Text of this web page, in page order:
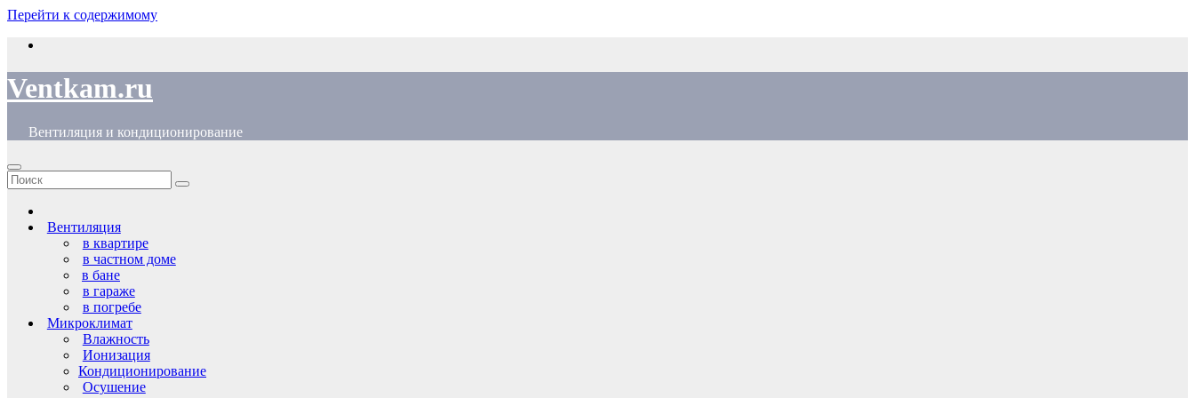
Перейти к содержимому
Ventkam.ru
Вентиляция и кондиционирование
Вентиляция
в квартире
в частном доме
в бане
в гараже
в погребе
Микроклимат
Влажность
Ионизация
Кондиционирование
Осушение